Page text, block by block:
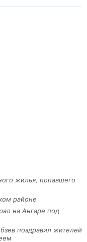
жилья, попавшего
районе
на Ангаре под
поздравил жителей